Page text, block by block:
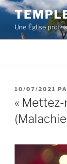
Aller
contenu
principal
Une Église
PUBLIÉ
10/07/2021
« Mettez-